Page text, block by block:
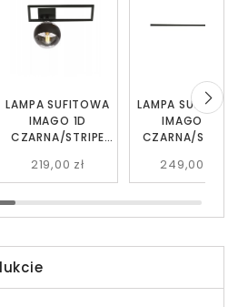
LAMPA SUFITOWA
IMAGO 1D
CZARNA/STRIPE
219,00 zł
LAMPA
IMAGO 1F
CZARNA/STRIPE
249,00 zł